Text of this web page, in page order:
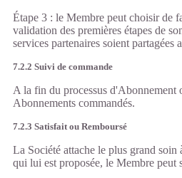
Étape 3 : le Membre peut choisir de
validation des premières étapes de
services partenaires soient partagées
7.2.2 Suivi de commande
A la fin du processus d'Abonnement
Abonnements commandés.
7.2.3 Satisfait ou Remboursé
La Société attache le plus grand
qui lui est proposée, le Membre peut